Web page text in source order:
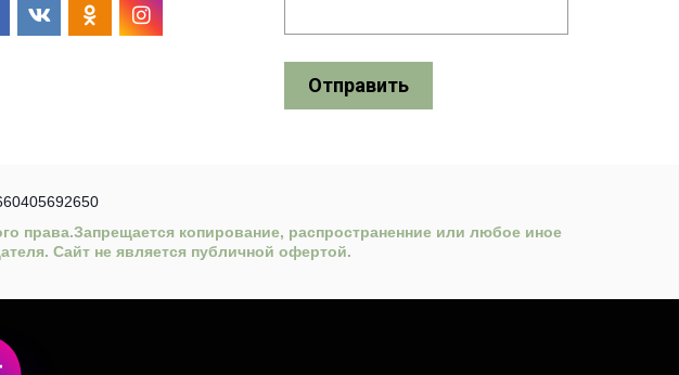
Отправить
права.Запрещается копирование, распространенние или любое иное
Сайт не является публичной офертой.